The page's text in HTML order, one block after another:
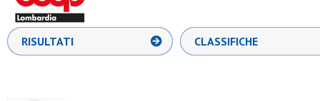
RISULTATI CLASSIFICHE